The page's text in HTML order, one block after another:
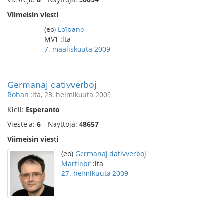
Viimeisin viesti
(eo) Loĵbano
MV1 :lta
7. maaliskuuta 2009
Germanaj dativverboj
Rohan :lta, 23. helmikuuta 2009
Kieli: Esperanto
Viestejä: 6 Näyttöjä: 48657
Viimeisin viesti
(eo) Germanaj dativverboj
Martinbr :lta
27. helmikuuta 2009